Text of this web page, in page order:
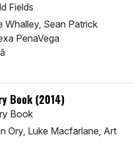
Fields
Whalley, Sean Patrick
PenaVega
Book (2014)
Book
Ory, Luke Macfarlane, Art